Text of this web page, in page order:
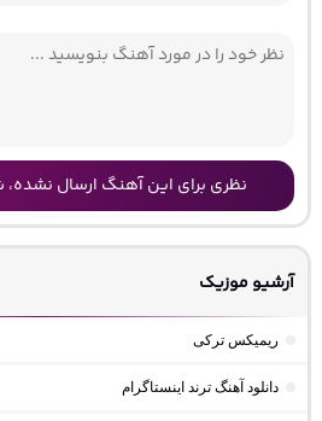
نظری برای این آهنگ ارسال نشده،
آرشیو موزیک
ریمیکس ترکی
دانلود آهنگ ترند اینستاگرام